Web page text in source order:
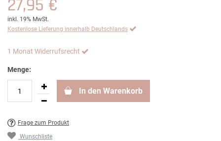
27,95 €
inkl. 19% MwSt.
Kostenlose Lieferung innerhalb Deutschlands
1 Monat Widerrufsrecht
Menge:
In den Warenkorb
Frage zum Produkt
Wunschliste